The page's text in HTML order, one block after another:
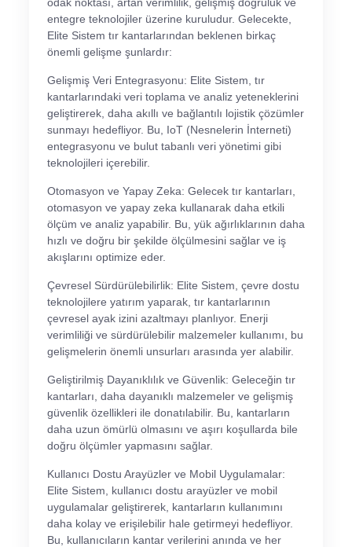
odak noktası, artan verimlilik, gelişmiş doğruluk ve
entegre teknolojiler üzerine kuruludur. Gelecekte,
Elite Sistem tır kantarlarından beklenen birkaç
önemli gelişme şunlardır:
Gelişmiş Veri Entegrasyonu: Elite Sistem, tır
kantarlarındaki veri toplama ve analiz yeteneklerini
geliştirerek, daha akıllı ve bağlantılı lojistik çözümler
sunmayı hedefliyor. Bu, IoT (Nesnelerin İnterneti)
entegrasyonu ve bulut tabanlı veri yönetimi gibi
teknolojileri içerebilir.
Otomasyon ve Yapay Zeka: Gelecek tır kantarları,
otomasyon ve yapay zeka kullanarak daha etkili
ölçüm ve analiz yapabilir. Bu, yük ağırlıklarının daha
hızlı ve doğru bir şekilde ölçülmesini sağlar ve iş
akışlarını optimize eder.
Çevresel Sürdürülebilirlik: Elite Sistem, çevre dostu
teknolojilere yatırım yaparak, tır kantarlarının
çevresel ayak izini azaltmayı planlıyor. Enerji
verimliliği ve sürdürülebilir malzemeler kullanımı, bu
gelişmelerin önemli unsurları arasında yer alabilir.
Geliştirilmiş Dayanıklılık ve Güvenlik: Geleceğin tır
kantarları, daha dayanıklı malzemeler ve gelişmiş
güvenlik özellikleri ile donatılabilir. Bu, kantarların
daha uzun ömürlü olmasını ve aşırı koşullarda bile
doğru ölçümler yapmasını sağlar.
Kullanıcı Dostu Arayüzler ve Mobil Uygulamalar:
Elite Sistem, kullanıcı dostu arayüzler ve mobil
uygulamalar geliştirerek, kantarların kullanımını
daha kolay ve erişilebilir hale getirmeyi hedefliyor.
Bu, kullanıcıların kantar verilerini anında ve her